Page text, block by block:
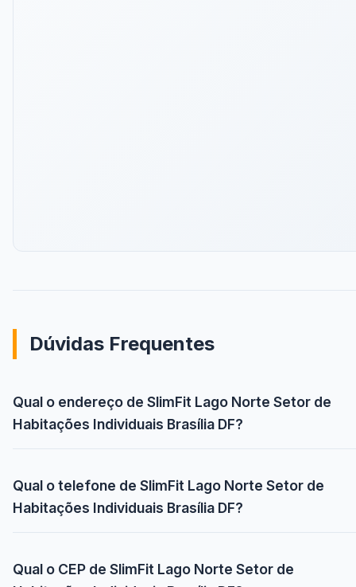
Dúvidas Frequentes
Qual o endereço de SlimFit Lago Norte Setor de
Habitações Individuais Brasília DF?
Qual o telefone de SlimFit Lago Norte Setor de
Habitações Individuais Brasília DF?
Qual o CEP de SlimFit Lago Norte Setor de